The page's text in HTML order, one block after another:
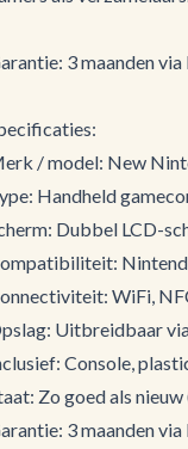
3 maanden
/ model: New
Handheld
Dubbel LCD-
WiFi,
Uitbreidbaar
Console,
Zo goed als
3 maanden